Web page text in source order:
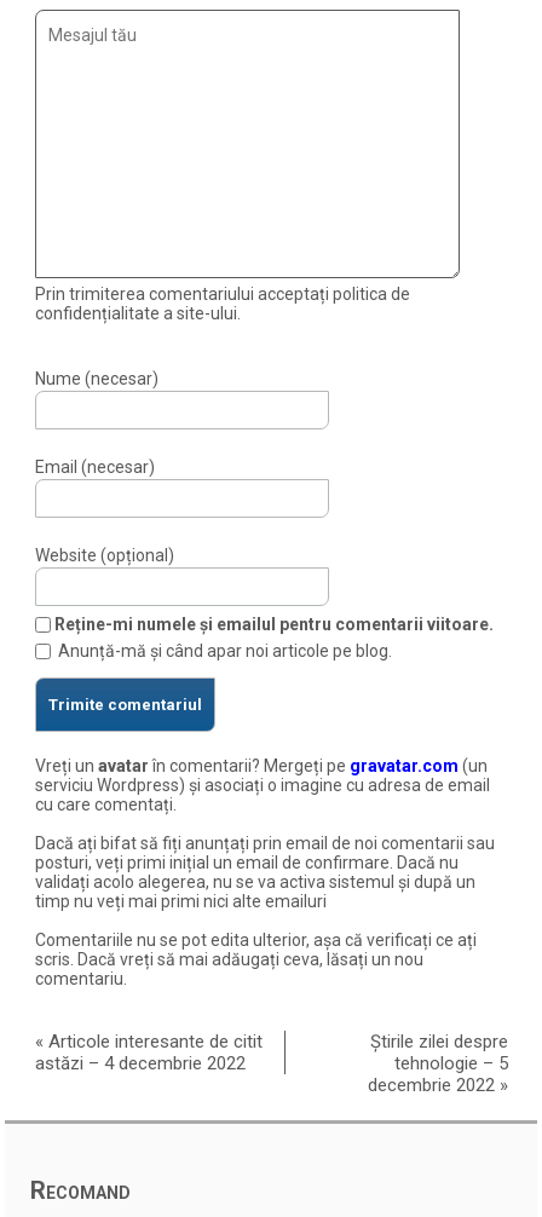
Prin trimiterea comentariului acceptați politica de
confidențialitate a site-ului.
Nume (necesar)
Email (necesar)
Website (opțional)
Reține-mi numele și emailul pentru comentarii viitoare.
Anunță-mă și când apar noi articole pe blog.
Vreți unavatarîn comentarii? Mergeți pe gravatar.com (un
serviciu Wordpress) și asociați o imagine cu adresa de email
cu care comentați.
Dacă ați bifat să fiți anunțați prin email de noi comentarii sau
posturi, veți primi inițial un email de confirmare. Dacă nu
validați acolo alegerea, nu se va activa sistemul și după un
timp nu veți mai primi nici alte emailuri
Comentariile nu se pot edita ulterior, așa că verificați ce ați
scris. Dacă vreți să mai adăugați ceva, lăsați un nou
comentariu.
«Articole interesante de citit
astăzi – 4 decembrie 2022
Știrile zilei despre
tehnologie – 5
decembrie 2022 »
Recomand